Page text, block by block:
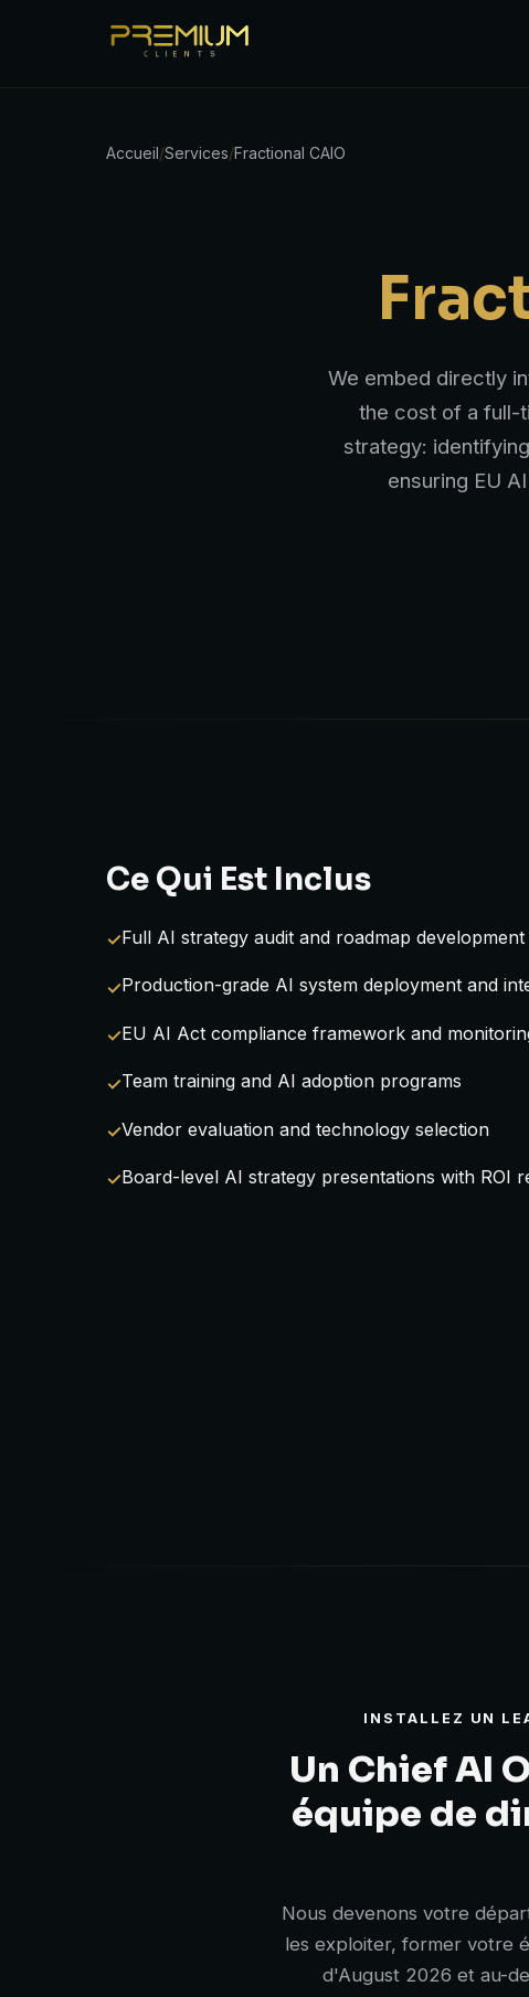
Accueil/Services/Fractional CAIO
We embed directly
the cost of a full-
strategy:
ensuring EU
Ce Qui Est Inclus
Full AI strategy audit and roadmap development
Production-grade AI system deployment and
EU AI Act compliance framework and
Team training and AI adoption programs
Vendor evaluation and technology selection
Board-level AI strategy presentations with ROI
INSTALLEZ UN
Un Chief AI
équipe de
Nous devenons votre
les exploiter, former votre
d'August 2026 et au-